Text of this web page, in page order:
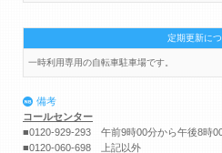
定期更新に
一時利用専用の自転車駐車場です。
備考
コールセンター
■0120-929-293 午前9時00分から午後8時00
■0120-060-698 上記以外